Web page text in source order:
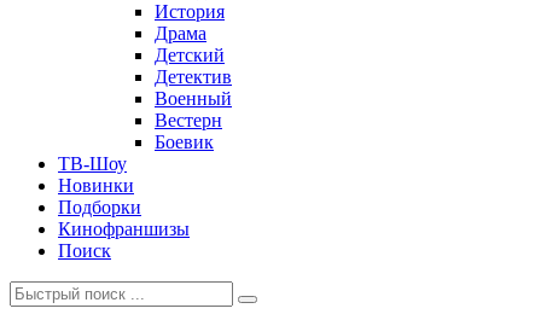
История
Драма
Детский
Детектив
Военный
Вестерн
Боевик
ТВ-Шоу
Новинки
Подборки
Кинофраншизы
Поиск